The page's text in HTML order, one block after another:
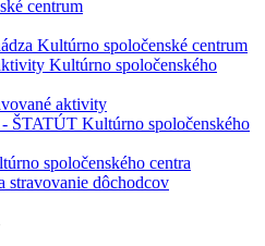
centrum
Kultúrno spoločenské centrum
Kultúrno spoločenského
aktivity
ŠTATÚT Kultúrno spoločenského
spoločenského centra
stravovanie dôchodcov